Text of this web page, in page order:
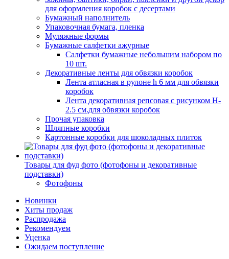
для оформления коробок с десертами
Бумажный наполнитель
Упаковочная бумага, пленка
Муляжные формы
Бумажные салфетки ажурные
Салфетки бумажные небольшим набором по
10 шт.
Декоративные ленты для обвязки коробок
Лента атласная в рулоне h 6 мм для обвязки
коробок
Лента декоративная репсовая с рисунком H-
2.5 см.для обвязки коробок
Прочая упаковка
Шляпные коробки
Картонные коробки для шоколадных плиток
Товары для фуд фото (фотофоны и декоративные
подставки)
Фотофоны
Новинки
Хиты продаж
Распродажа
Рекомендуем
Уценка
Ожидаем поступление